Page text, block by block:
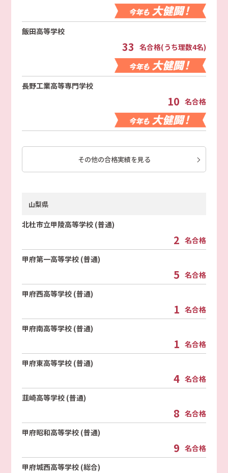
飯田高等学校
33 名合格(うち理数4名)
長野工業高等専門学校
10 名合格
その他の合格実績を見る
山梨県
北杜市立甲陵高等学校 (普通)
2 名合格
甲府第一高等学校 (普通)
5 名合格
甲府西高等学校 (普通)
1 名合格
甲府南高等学校 (普通)
1 名合格
甲府東高等学校 (普通)
4 名合格
韮崎高等学校 (普通)
8 名合格
甲府昭和高等学校 (普通)
9 名合格
甲府城西高等学校 (総合)